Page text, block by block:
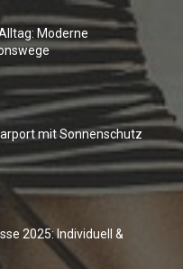
Moderne
mit Sonnenschutz
2025: Individuell &